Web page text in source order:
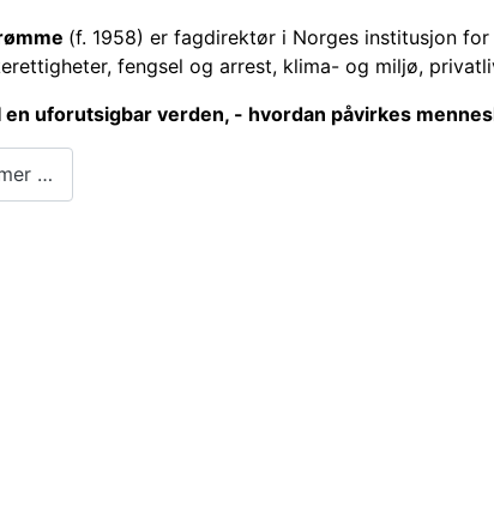
(f. 1958) er fagdirektør i Norges institusjon
fengsel og arrest, klima- og miljø,
en uforutsigbar verden, - hvordan påvirkes
…